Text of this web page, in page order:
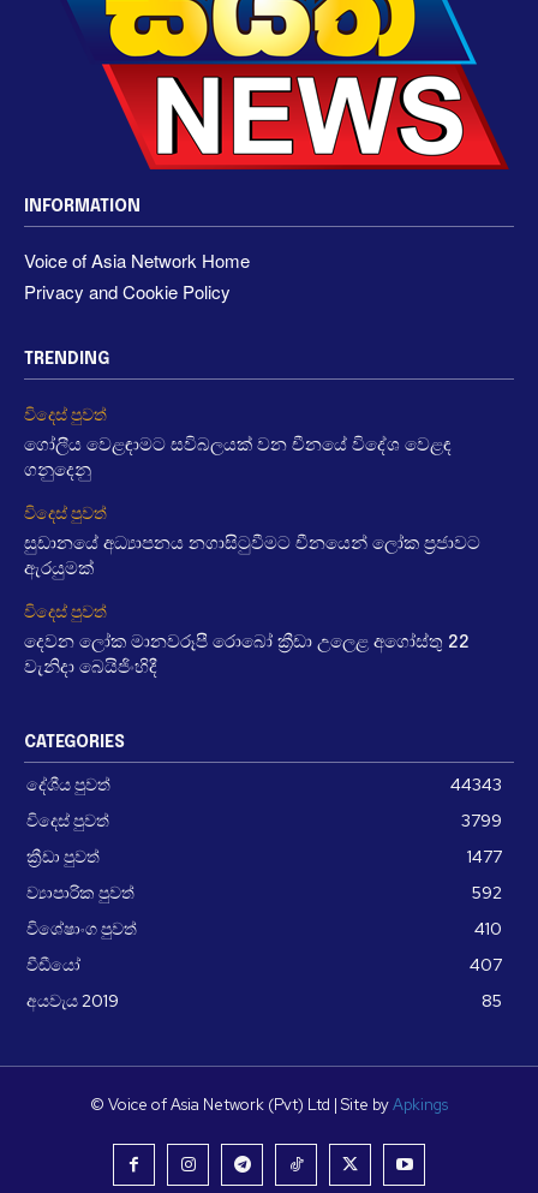
INFORMATION
Voice of Asia Network Home
Privacy and Cookie Policy
TRENDING
විදෙස් පුවත්
ගෝලීය වෙළඳාමට සවිබලයක් වන චීනයේ විදේශ වෙළඳ
ගනුදෙනු
විදෙස් පුවත්
සුඩානයේ අධ්‍යාපනය නගාසිටුවීමට චීනයෙන් ලෝක ප්‍රජාවට
ඇරයුමක්
විදෙස් පුවත්
දෙවන ලෝක මානවරූපී රොබෝ ක්‍රීඩා උලෙළ අගෝස්තු 22
වැනිදා බෙයිජිංහිදී
CATEGORIES
දේශීය පුවත්
44343
විදෙස් පුවත්
3799
ක්‍රීඩා පුවත්
1477
ව්‍යාපාරික පුවත්
592
විශේෂාංග පුවත්
410
වීඩීයෝ
407
අයවැය 2019
85
© Voice of Asia Network (Pvt) Ltd | Site byApkings